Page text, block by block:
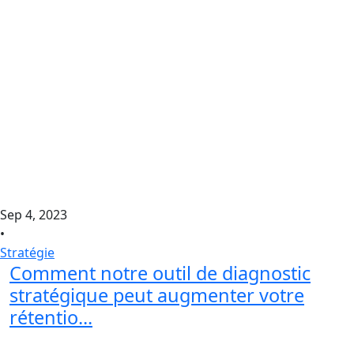
Sep 4, 2023
•
Stratégie
Comment notre outil de diagnostic
stratégique peut augmenter votre
rétentio...